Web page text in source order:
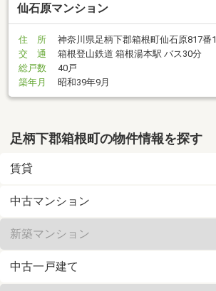
仙石原マンション
住 所
神奈川県足柄下郡箱根町仙石原817番
交 通
箱根登山鉄道 箱根湯本駅 バス30分
総戸数
40戸
築年月
昭和39年9月
足柄下郡箱根町の物件情報を探す
賃貸
中古マンション
新築マンション
中古一戸建て